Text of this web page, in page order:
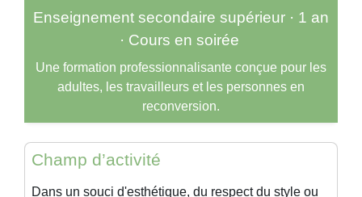
Enseignement secondaire supérieur · 1 an
· Cours en soirée
Une formation professionnalisante conçue pour les
adultes, les travailleurs et les personnes en
reconversion.
Champ d’activité
Dans un souci d'esthétique, du respect du style ou